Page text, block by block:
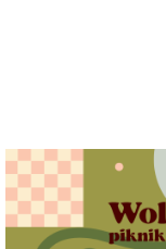
Odtwarzacz
plików
dźwiękowych